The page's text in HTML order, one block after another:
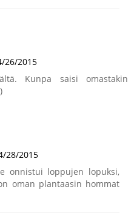
26/2015
Kunpa saisi omastakin
28/2015
onnistui loppujen lopuksi,
oman plantaasin hommat